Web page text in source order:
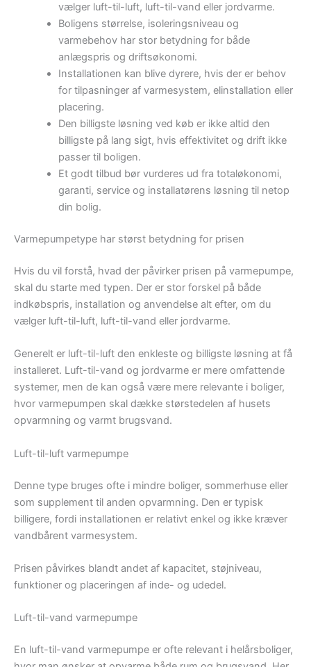
vælger luft-til-luft, luft-til-vand eller jordvarme.
Boligens størrelse, isoleringsniveau og
varmebehov har stor betydning for både
anlægspris og driftsøkonomi.
Installationen kan blive dyrere, hvis der er behov
for tilpasninger af varmesystem, elinstallation eller
placering.
Den billigste løsning ved køb er ikke altid den
billigste på lang sigt, hvis effektivitet og drift ikke
passer til boligen.
Et godt tilbud bør vurderes ud fra totaløkonomi,
garanti, service og installatørens løsning til netop
din bolig.
Varmepumpetype har størst betydning for prisen
Hvis du vil forstå, hvad der påvirker prisen på varmepumpe,
skal du starte med typen. Der er stor forskel på både
indkøbspris, installation og anvendelse alt efter, om du
vælger luft-til-luft, luft-til-vand eller jordvarme.
Generelt er luft-til-luft den enkleste og billigste løsning at få
installeret. Luft-til-vand og jordvarme er mere omfattende
systemer, men de kan også være mere relevante i boliger,
hvor varmepumpen skal dække størstedelen af husets
opvarmning og varmt brugsvand.
Luft-til-luft varmepumpe
Denne type bruges ofte i mindre boliger, sommerhuse eller
som supplement til anden opvarmning. Den er typisk
billigere, fordi installationen er relativt enkel og ikke kræver
vandbårent varmesystem.
Prisen påvirkes blandt andet af kapacitet, støjniveau,
funktioner og placeringen af inde- og udedel.
Luft-til-vand varmepumpe
En luft-til-vand varmepumpe er ofte relevant i helårsboliger,